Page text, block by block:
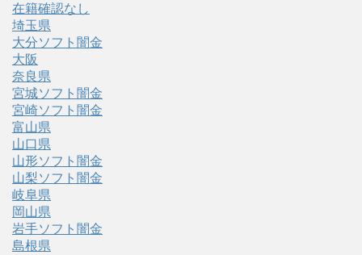
在籍確認なし
埼玉県
大分ソフト闇金
大阪
奈良県
宮城ソフト闇金
宮崎ソフト闇金
富山県
山口県
山形ソフト闇金
山梨ソフト闇金
岐阜県
岡山県
岩手ソフト闇金
島根県